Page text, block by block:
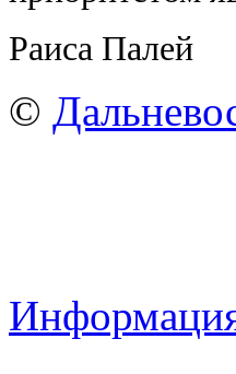
Раиса Палей
©